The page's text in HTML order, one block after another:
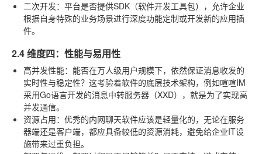
二次开发：平台是否提供SDK（软件开发工具包），允许企业
根据自身特殊的业务场景进行深度功能定制或开发新的应用插
件。
2.4 维度四：性能与易用性
高并发性能：能否在万人级用户规模下，依然保证消息收发的
实时性与稳定性？这考验着软件的底层技术架构，例如喧喧IM
采用Go语言开发的消息中转服务器（XXD），就是为了实现高
并发通信。
资源占用：优秀的内网聊天软件应该是轻量化的，无论在服务
器端还是客户端，都应具备较低的资源消耗，避免给企业IT设
施带来过重负担。